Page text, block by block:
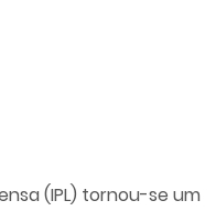
(IPL) tornou-se um